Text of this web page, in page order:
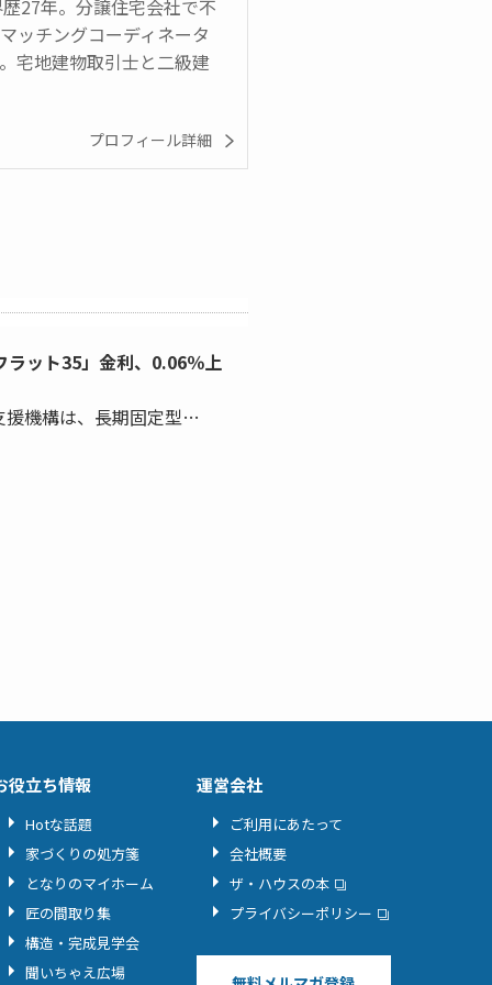
27年。分譲住宅会社で不
ッチングコーディネータ
宅地建物取引士と二級建
プロフィール詳細
ラット35」金利、0.06％上
援機構は、長期固定型…
役立ち情報
Hotな話題
家づくりの処方箋
となりのマイホーム
匠の間取り集
構造・完成見学会
聞いちゃえ広場
運営会社
ご利用にあたって
会社概要
ザ・ハウスの本
プライバシーポリシー